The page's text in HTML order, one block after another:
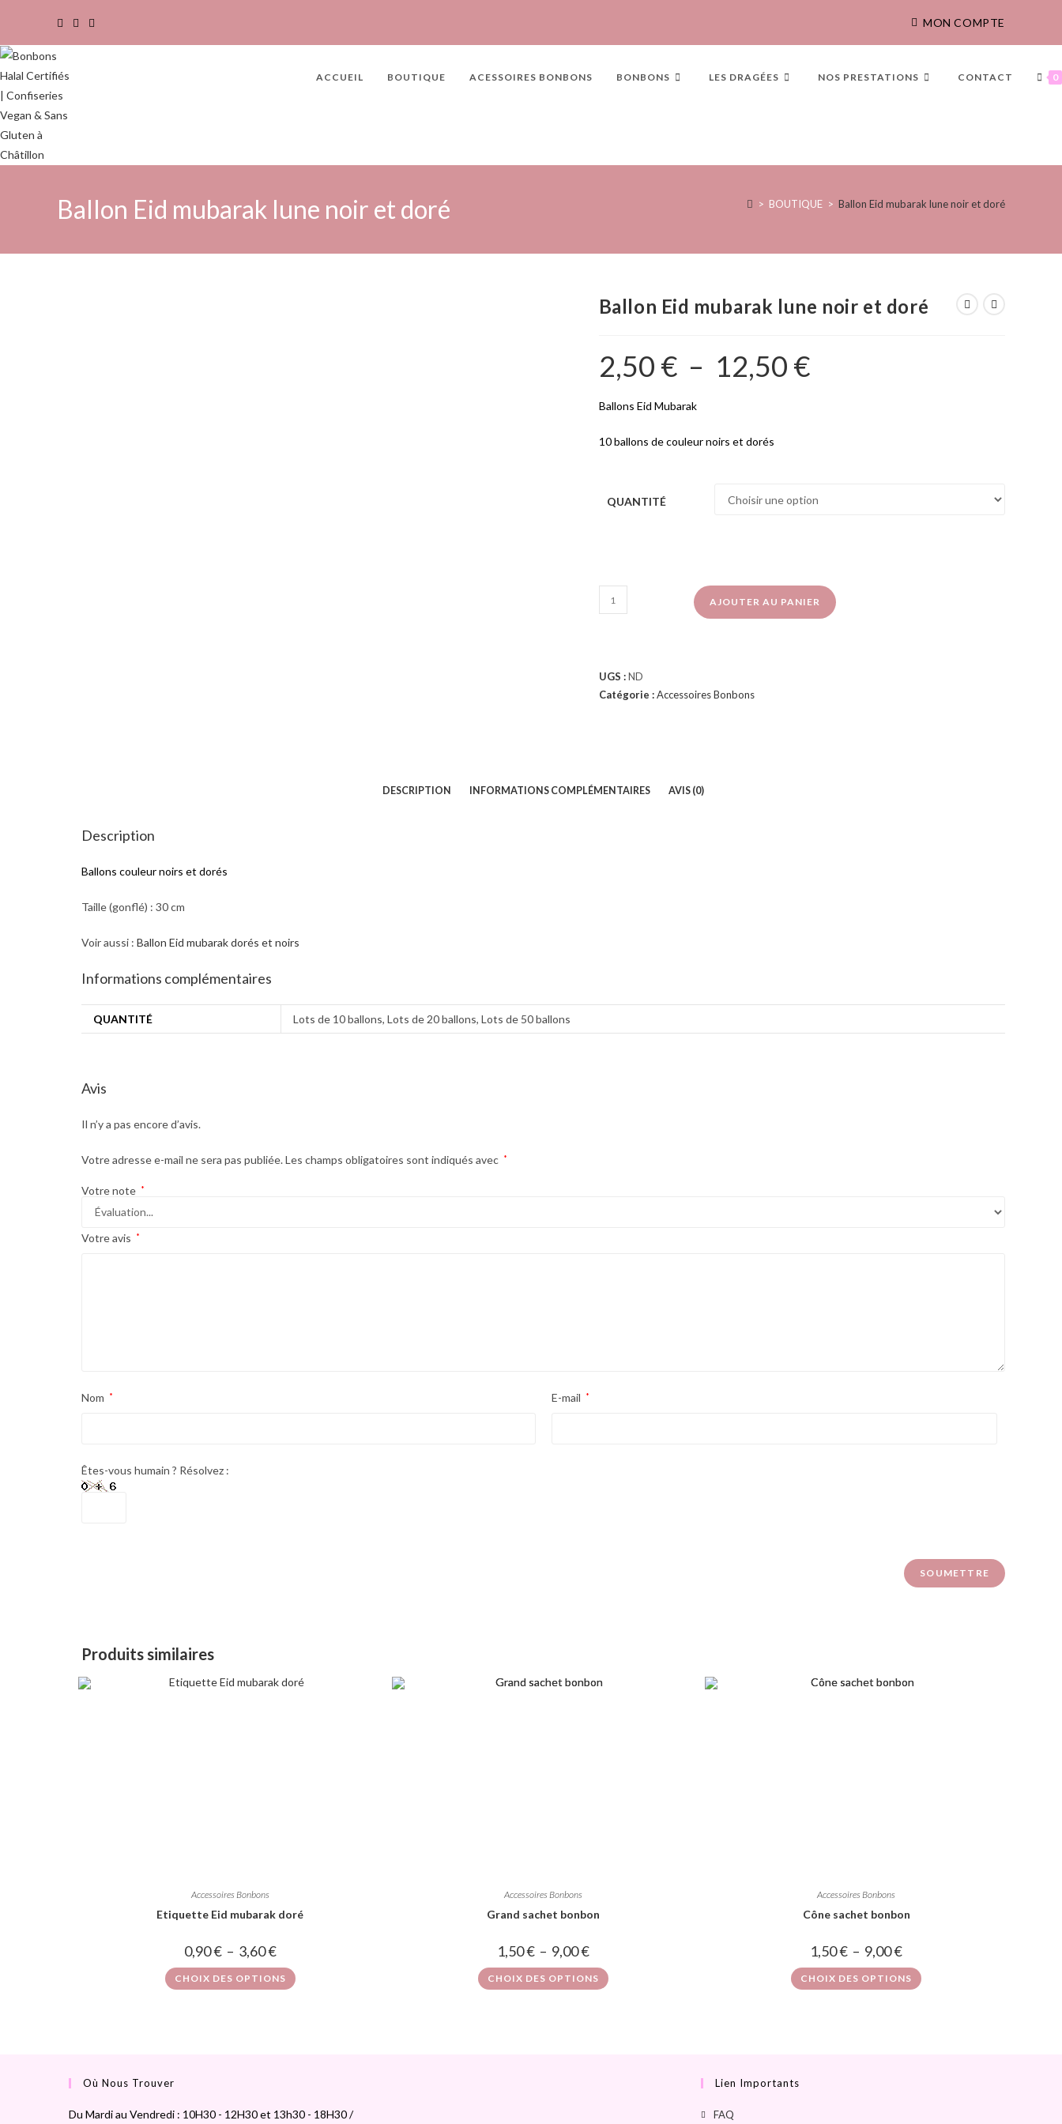
MON COMPTE
ACCUEIL BOUTIQUE ACESSOIRES BONBONS BONBONS LES DRAGÉES NOS PRESTATIONS CONTACT 0
Ballon Eid mubarak lune noir et doré > BOUTIQUE > Ballon Eid mubarak lune noir et doré
Ballon Eid mubarak lune noir et doré
2,50 € – 12,50 €
Ballons Eid Mubarak
10 ballons de couleur noirs et dorés
QUANTITÉ
AJOUTER AU PANIER
UGS :ND
Catégorie :Accessoires Bonbons
DESCRIPTION INFORMATIONS COMPLÉMENTAIRES AVIS (0)
Description
Ballons couleur noirs et dorés
Taille (gonflé) : 30 cm
Voir aussi : Ballon Eid mubarak dorés et noirs
Informations complémentaires
QUANTITÉ Lots de 10 ballons, Lots de 20 ballons, Lots de 50 ballons
Avis
Il n’y a pas encore d’avis.
Votre adresse e-mail ne sera pas publiée.Les champs obligatoires sont indiqués avec *
Votre note *
Votre avis *
Nom * E-mail *
Êtes-vous humain ? Résolvez :
Produits similaires
Accessoires Bonbons
Etiquette Eid mubarak doré
0,90€ – 3,60€
CHOIX DES OPTIONS
Accessoires Bonbons
Grand sachet bonbon
1,50€ – 9,00€
CHOIX DES OPTIONS
Accessoires Bonbons
Cône sachet bonbon
1,50€ – 9,00€
CHOIX DES OPTIONS
Où Nous Trouver
Du Mardi au Vendredi : 10H30 - 12H30 et 13h30 - 18H30 /
Lien Importants
FAQ